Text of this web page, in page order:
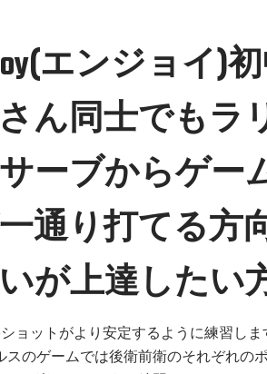
エンジョイ)
ん同士でもラ
ーブからゲー
通り打てる方
が上達したい
ョットがより安定するように練習しま
スのゲームでは後衛前衛のそれぞれの